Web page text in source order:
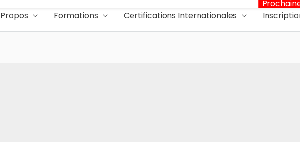
Prochaine Rentrée
Formations Certifications Internationales